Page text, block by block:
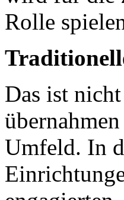
Rolle
Das ist
Umfeld. In